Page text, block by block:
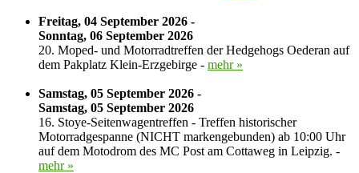
Freitag, 04 September 2026 -
Sonntag, 06 September 2026
20. Moped- und Motorradtreffen der Hedgehogs Oederan auf
dem Pakplatz Klein-Erzgebirge - mehr »
Samstag, 05 September 2026 -
Samstag, 05 September 2026
16. Stoye-Seitenwagentreffen - Treffen historischer
Motorradgespanne (NICHT markengebunden) ab 10:00 Uhr
auf dem Motodrom des MC Post am Cottaweg in Leipzig. -
mehr »